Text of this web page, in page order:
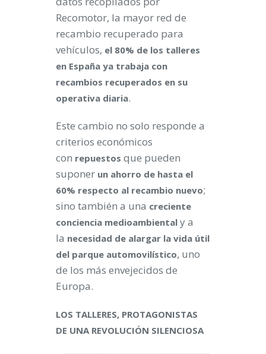
Recomotor, la mayor red de
recambio recuperado para
vehículos, el 80% de los talleres
en España ya trabaja con
recambios recuperados en su
operativa diaria.
Este cambio no solo responde a
criterios económicos
con repuestos que pueden
suponer un ahorro de hasta el
60% respecto al recambio nuevo;
sino también a una creciente
conciencia medioambiental y a
la necesidad de alargar la vida útil
del parque automovilístico, uno
de los más envejecidos de
Europa.
LOS TALLERES, PROTAGONISTAS
DE UNA REVOLUCIÓN SILENCIOSA